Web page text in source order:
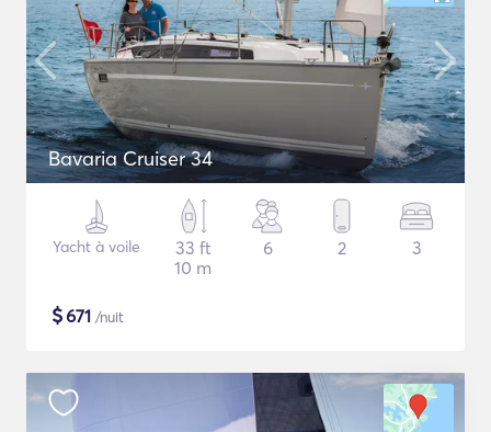
Bavaria Cruiser 34
Yacht à voile
33 ft
10 m
6 2 3
$671 /nuit